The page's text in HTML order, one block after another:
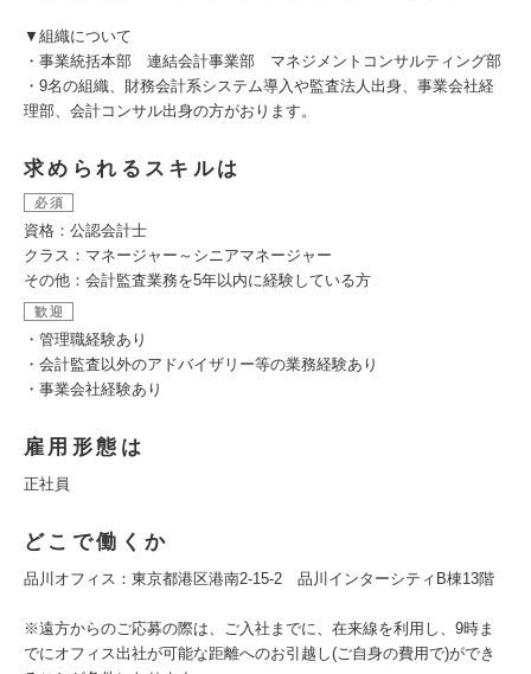
▼組織について
・事業統括本部 連結会計事業部 マネジメントコンサルティング部
・9名の組織、財務会計系システム導入や監査法人出身、事業会社経
理部、会計コンサル出身の方がおります。
求められるスキルは
必須
資格：公認会計士
クラス：マネージャー～シニアマネージャー
その他：会計監査業務を5年以内に経験している方
歓迎
・管理職経験あり
・会計監査以外のアドバイザリー等の業務経験あり
・事業会社経験あり
雇用形態は
正社員
どこで働くか
品川オフィス：東京都港区港南2-15-2 品川インターシティB棟13階
※遠方からのご応募の際は、ご入社までに、在来線を利用し、9時ま
でにオフィス出社が可能な距離へのお引越し(ご自身の費用で)ができ